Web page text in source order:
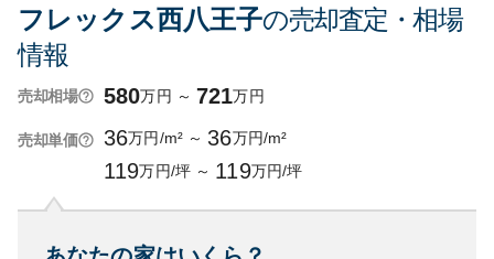
フレックス西八王子の売却査定・相場
情報
売却相場 580万円 ～ 721万円
売却単価 36万円/m² ～ 36万円/m²
119万円/坪 ～ 119万円/坪